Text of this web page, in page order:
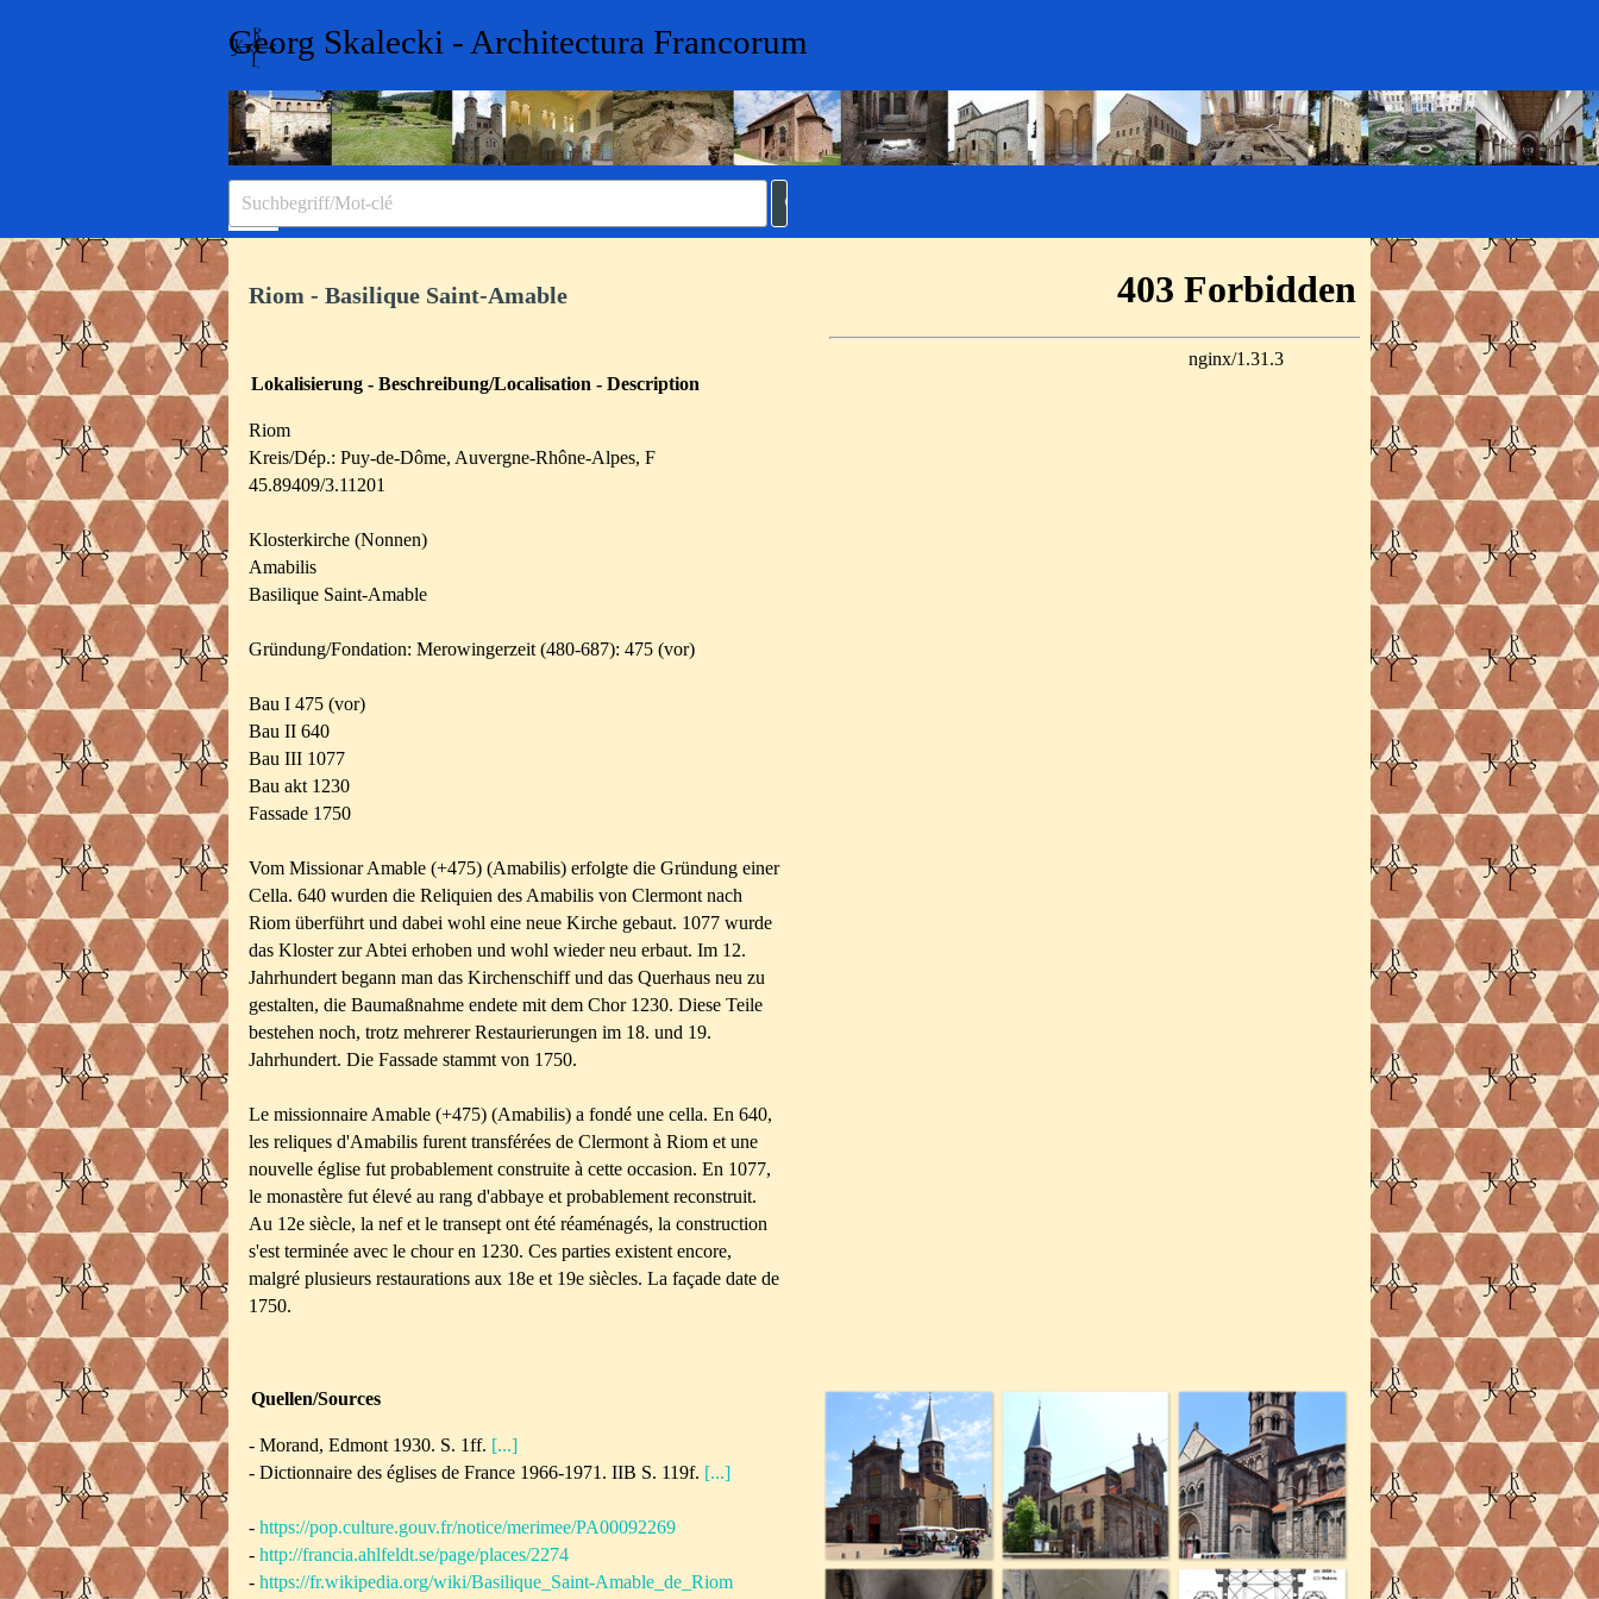
Georg Skalecki - Architectura Francorum
Menü überspringen
Riom - Basilique Saint-Amable
Lokalisierung - Beschreibung/Localisation - Description
Riom
Kreis/Dép.: Puy-de-Dôme, Auvergne-Rhône-Alpes, F
45.89409/3.11201
Klosterkirche (Nonnen)
Amabilis
Basilique Saint-Amable
Gründung/Fondation: Merowingerzeit (480-687): 475 (vor)
Bau I 475 (vor)
Bau II 640
Bau III 1077
Bau akt 1230
Fassade 1750
Vom Missionar Amable (+475) (Amabilis) erfolgte die Gründung einer
Cella. 640 wurden die Reliquien des Amabilis von Clermont nach
Riom überführt und dabei wohl eine neue Kirche gebaut. 1077 wurde
das Kloster zur Abtei erhoben und wohl wieder neu erbaut. Im 12.
Jahrhundert begann man das Kirchenschiff und das Querhaus neu zu
gestalten, die Baumaßnahme endete mit dem Chor 1230. Diese Teile
bestehen noch, trotz mehrerer Restaurierungen im 18. und 19.
Jahrhundert. Die Fassade stammt von 1750.
Le missionnaire Amable (+475) (Amabilis) a fondé une cella. En 640,
les reliques d'Amabilis furent transférées de Clermont à Riom et une
nouvelle église fut probablement construite à cette occasion. En 1077,
le monastère fut élevé au rang d'abbaye et probablement reconstruit.
Au 12e siècle, la nef et le transept ont été réaménagés, la construction
s'est terminée avec le chour en 1230. Ces parties existent encore,
malgré plusieurs restaurations aux 18e et 19e siècles. La façade date de
1750.
Quellen/Sources
- Morand, Edmont 1930. S. 1ff. [...]
- Dictionnaire des églises de France 1966-1971. IIB S. 119f. [...]
- https://pop.culture.gouv.fr/notice/merimee/PA00092269
- http://francia.ahlfeldt.se/page/places/2274
- https://fr.wikipedia.org/wiki/Basilique_Saint-Amable_de_Riom